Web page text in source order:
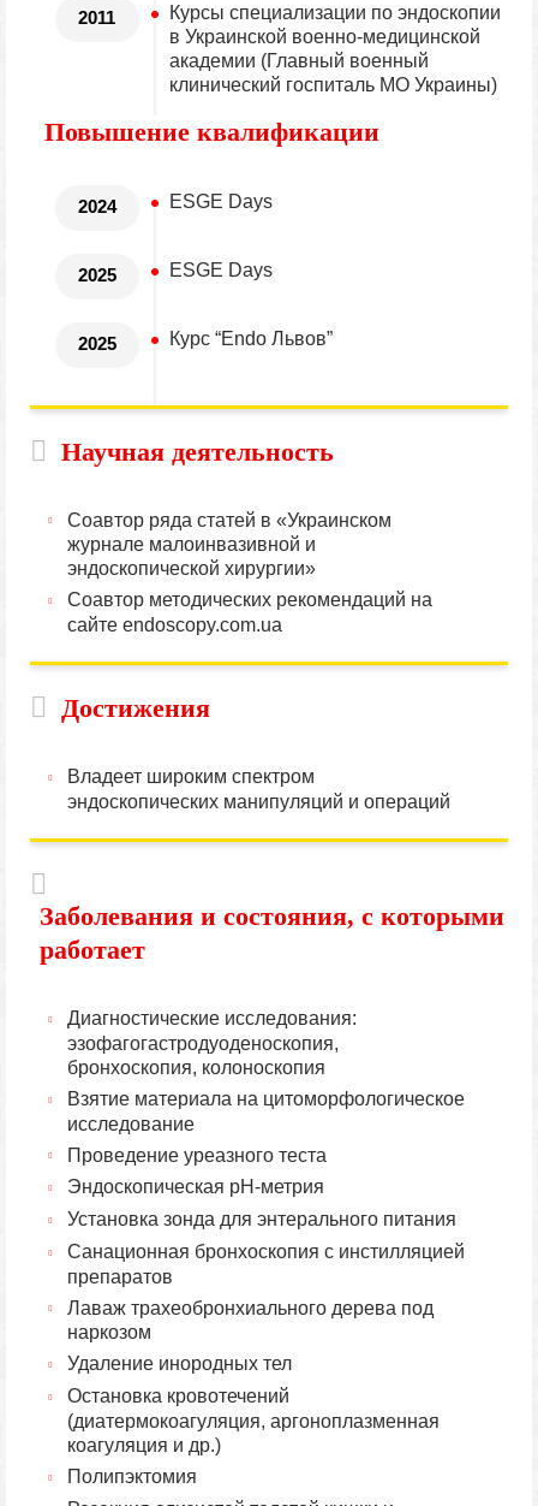
2011
Курсы специализации по эндоскопии
в Украинской военно-медицинской
академии (Главный военный
клинический госпиталь МО Украины)
Повышение квалификации
2024 ESGE Days
2025 ESGE Days
2025 Курс “Endo Львов”
Научная деятельность
Соавтор ряда статей в «Украинском
журнале малоинвазивной и
эндоскопической хирургии»
Соавтор методических рекомендаций на
сайте endoscopy.com.ua
Достижения
Владеет широким спектром
эндоскопических манипуляций и операций
Заболевания и состояния, с которыми
работает
Диагностические исследования:
эзофагогастродуоденоскопия,
бронхоскопия, колоноскопия
Взятие материала на цитоморфологическое
исследование
Проведение уреазного теста
Эндоскопическая pH-метрия
Установка зонда для энтерального питания
Санационная бронхоскопия с инстилляцией
препаратов
Лаваж трахеобронхиального дерева под
наркозом
Удаление инородных тел
Остановка кровотечений
(диатермокоагуляция, аргоноплазменная
коагуляция и др.)
Полипэктомия